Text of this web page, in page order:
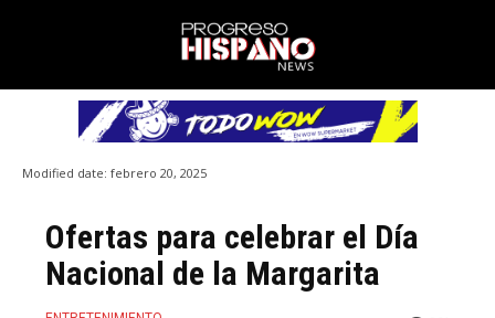
Modified date: febrero 20, 2025
Ofertas para celebrar el Día
Nacional de la Margarita